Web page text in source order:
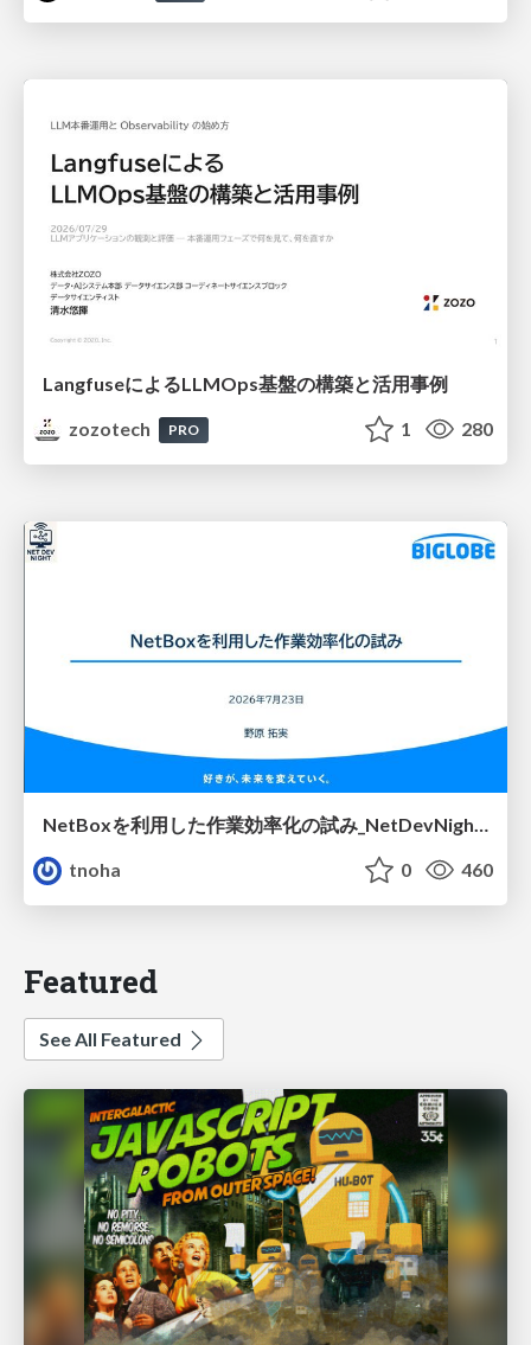
LangfuseによるLLMOps基盤の構築と活用事例
zozotech
PRO 1 280
NetBoxを利用した作業効率化の試み_NetDevNight4
tnoha
0 460
Featured
See All Featured